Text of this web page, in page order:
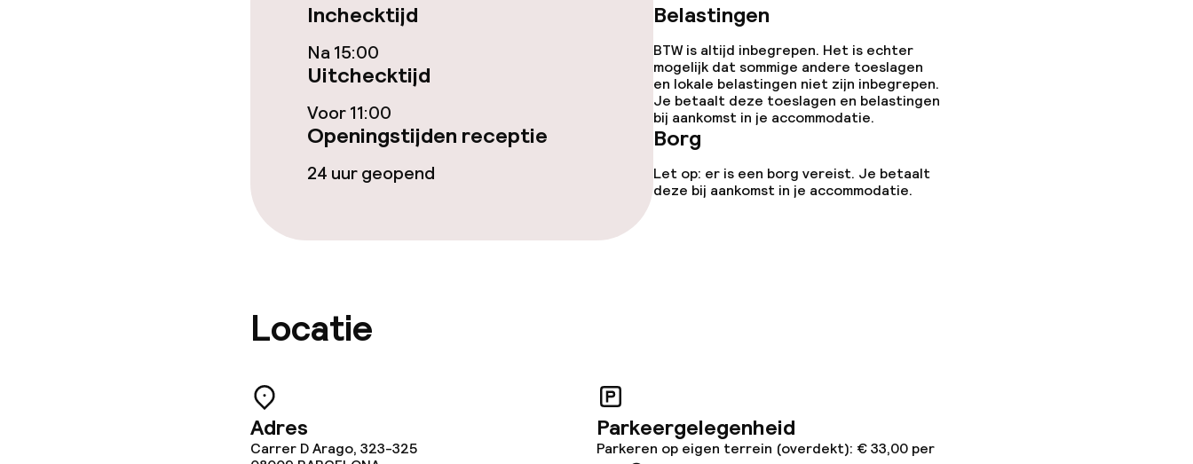
Schoonmaakvoorzieningen
Wasservice
Zakelijke faciliteiten
Borg bij aankomst
Inchecktijd
Na 15:00
Uitchecktijd
Voor 11:00
Openingstijden receptie
24 uur geopend
Belastingen
BTW is altijd inbegrepen. Het is echter
mogelijk dat sommige andere toeslagen
en lokale belastingen niet zijn inbegrepen.
Je betaalt deze toeslagen en belastingen
bij aankomst in je accommodatie.
Borg
Let op: er is een borg vereist. Je betaalt
deze bij aankomst in je accommodatie.
Locatie
Adres
Carrer D Arago, 323-325
Parkeergelegenheid
Parkeren op eigen terrein (overdekt): € 33,00 per